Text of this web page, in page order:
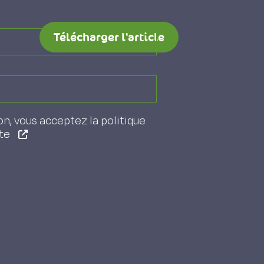
Télécharger l'article
vous acceptez la politique